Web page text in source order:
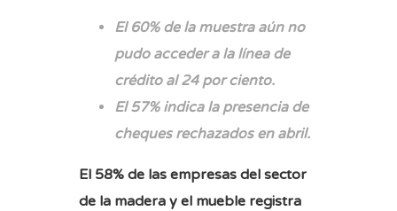
El 60% de la muestra aún no
pudo acceder a la línea de
crédito al 24 por ciento.
El 57% indica la presencia de
cheques rechazados en abril.
El 58% de las empresas del sector
de la madera y el mueble registra